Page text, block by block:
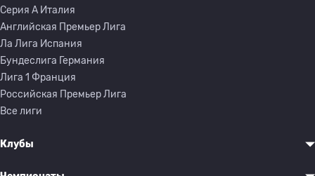
Серия A Италия
Английская Премьер Лига
Ла Лига Испания
Бундеслига Германия
Лига 1 Франция
Российская Премьер Лига
Все лиги
Клубы